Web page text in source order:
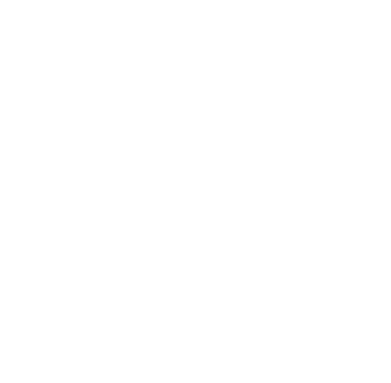
Zeit im Footer über "COOKIES" geändert